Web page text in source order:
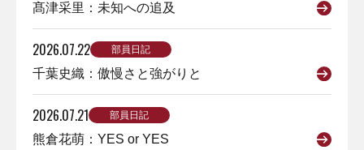
髙津采里：未知への追及
2026.07.22 部員日記
千葉史織：傲慢さと強がりと
2026.07.21 部員日記
熊倉花萌：YES or YES